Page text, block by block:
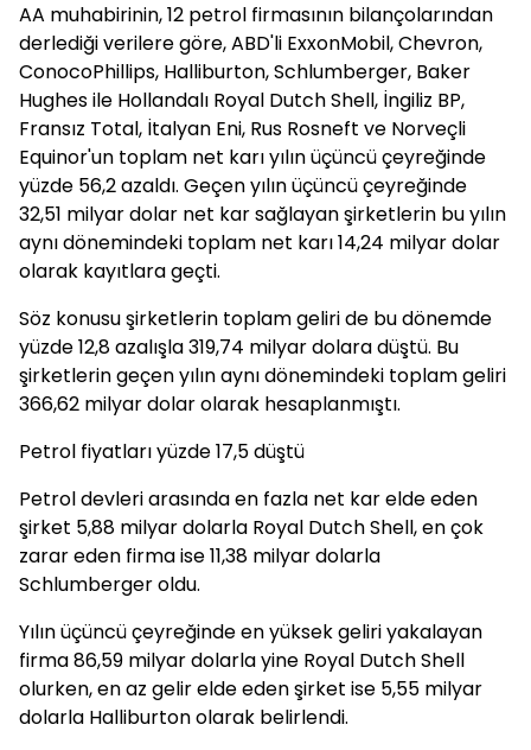
AA muhabirinin, 12 petrol firmasının bilançolarından
derlediği verilere göre, ABD'li ExxonMobil, Chevron,
ConocoPhillips, Halliburton, Schlumberger, Baker
Hughes ile Hollandalı Royal Dutch Shell, İngiliz BP,
Fransız Total, İtalyan Eni, Rus Rosneft ve Norveçli
Equinor'un toplam net karı yılın üçüncü çeyreğinde
yüzde 56,2 azaldı. Geçen yılın üçüncü çeyreğinde
32,51 milyar dolar net kar sağlayan şirketlerin bu yılın
aynı dönemindeki toplam net karı 14,24 milyar dolar
olarak kayıtlara geçti.
Söz konusu şirketlerin toplam geliri de bu dönemde
yüzde 12,8 azalışla 319,74 milyar dolara düştü. Bu
şirketlerin geçen yılın aynı dönemindeki toplam geliri
366,62 milyar dolar olarak hesaplanmıştı.
Petrol fiyatları yüzde 17,5 düştü
Petrol devleri arasında en fazla net kar elde eden
şirket 5,88 milyar dolarla Royal Dutch Shell, en çok
zarar eden firma ise 11,38 milyar dolarla
Schlumberger oldu.
Yılın üçüncü çeyreğinde en yüksek geliri yakalayan
firma 86,59 milyar dolarla yine Royal Dutch Shell
olurken, en az gelir elde eden şirket ise 5,55 milyar
dolarla Halliburton olarak belirlendi.